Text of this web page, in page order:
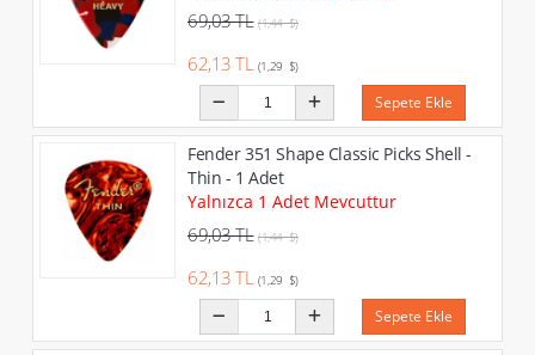
69,03 TL (1,44 $)
62,13 TL (1,29 $)
Sepete Ekle
Fender 351 Shape Classic Picks Shell -
Thin - 1 Adet
Yalnızca 1 Adet Mevcuttur
69,03 TL (1,44 $)
62,13 TL (1,29 $)
Sepete Ekle